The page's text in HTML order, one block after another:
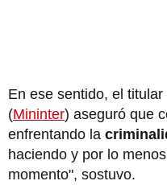
En ese sentido, el titular
(Mininter) aseguró que
enfrentando la
haciendo y por lo
momento", sostuvo.